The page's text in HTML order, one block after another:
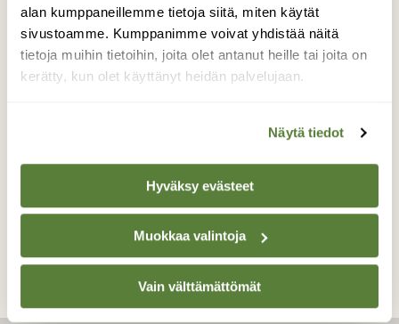
alan kumppaneillemme tietoja siitä, miten käytät
sivustoamme. Kumppanimme voivat yhdistää näitä
tietoja muihin tietoihin, joita olet antanut heille tai joita on
kerätty, kun olet käyttänyt heidän palvelujaan.
Näytä tiedot
Hyväksy evästeet
Muokkaa valintoja
Vain välttämättömät
Hillevi-hiiri
Hillevi-hiiren kevätposeeraus
TAKAISIN LISTAAN